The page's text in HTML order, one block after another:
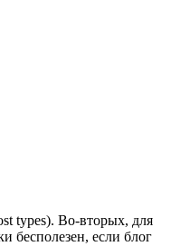
types). Во-вторых, для
бесполезен, если блог